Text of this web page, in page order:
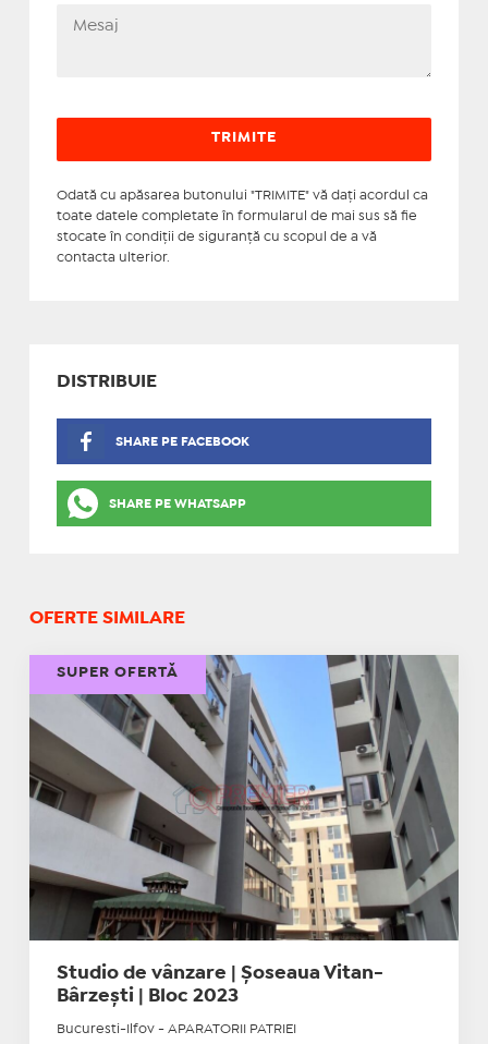
Odată cu apăsarea butonului "TRIMITE" vă daţi acordul ca
toate datele completate în formularul de mai sus să fie
stocate în condiţii de siguranţă cu scopul de a vă
contacta ulterior.
DISTRIBUIE
SHARE PE FACEBOOK
SHARE PE WHATSAPP
OFERTE SIMILARE
Studio de vânzare | Șoseaua Vitan-
Bârzești | Bloc 2023
Bucuresti-Ilfov - APARATORII PATRIEI
SUPER OFERTĂ